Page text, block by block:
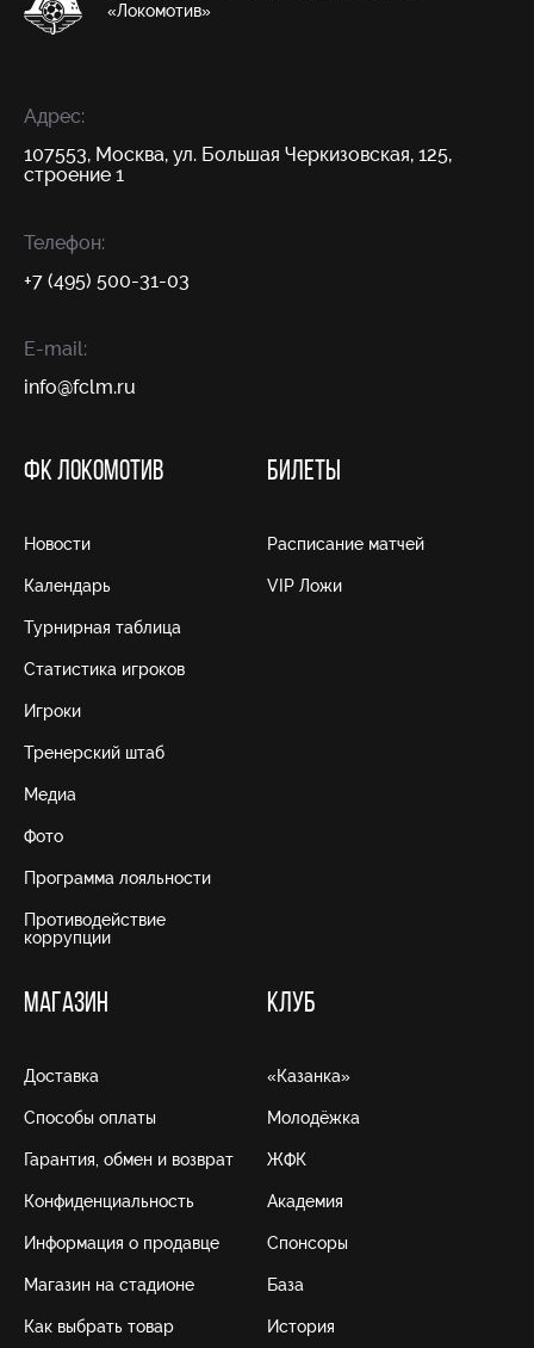
«Локомотив»
Адрес:
107553, Москва, ул. Большая Черкизовская, 125,
строение 1
Телефон:
+7 (495) 500-31-03
E-mail:
info@fсlm.ru
ФК ЛОКОМОТИВ
Новости
Календарь
Турнирная таблица
Статистика игроков
Игроки
Тренерский штаб
Медиа
Фото
Программа лояльности
Противодействие
коррупции
БИЛЕТЫ
Расписание матчей
VIP Ложи
МАГАЗИН
Доставка
Способы оплаты
Гарантия, обмен и возврат
Конфиденциальность
Информация о продавце
Магазин на стадионе
Как выбрать товар
КЛУБ
«Казанка»
Молодёжка
ЖФК
Академия
Спонсоры
База
История